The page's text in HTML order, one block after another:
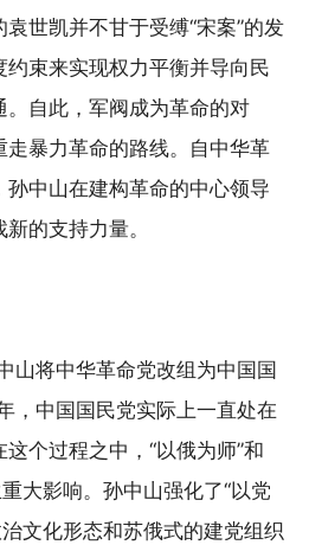
世凯并不甘于受缚“宋案”的发
束来实现权力平衡并导向民
。自此，军阀成为革命的对
走暴力革命的路线。自中华革
中山在建构革命的中心领导
的支持力量。
山将中华革命党改组为中国国
，中国国民党实际上一直处在
个过程之中，“以俄为师”和
大影响。孙中山强化了“以党
文化形态和苏俄式的建党组织